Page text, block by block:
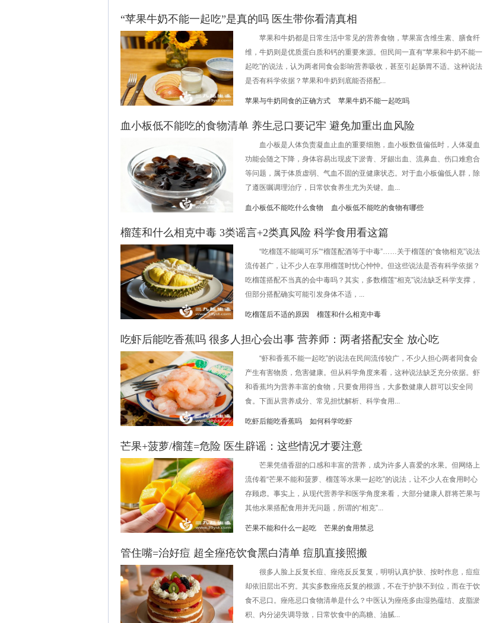
“苹果牛奶不能一起吃”是真的吗 医生带你看清真相
苹果和牛奶都是日常生活中常见的营养食物，苹果富含维生素、膳食纤
维，牛奶则是优质蛋白质和钙的重要来源。但民间一直有“苹果和牛奶不能一
起吃”的说法，认为两者同食会影响营养吸收，甚至引起肠胃不适。这种说法
是否有科学依据？苹果和牛奶到底能否搭配...
苹果与牛奶同食的正确方式 苹果牛奶不能一起吃吗
血小板低不能吃的食物清单 养生忌口要记牢 避免加重出血风险
血小板是人体负责凝血止血的重要细胞，血小板数值偏低时，人体凝血
功能会随之下降，身体容易出现皮下淤青、牙龈出血、流鼻血、伤口难愈合
等问题，属于体质虚弱、气血不固的亚健康状态。对于血小板偏低人群，除
了遵医嘱调理治疗，日常饮食养生尤为关键。血...
血小板低不能吃什么食物 血小板低不能吃的食物有哪些
榴莲和什么相克中毒 3类谣言+2类真风险 科学食用看这篇
“吃榴莲不能喝可乐”“榴莲配酒等于中毒”……关于榴莲的“食物相克”说法
流传甚广，让不少人在享用榴莲时忧心忡忡。但这些说法是否有科学依据？
吃榴莲搭配不当真的会中毒吗？其实，多数榴莲“相克”说法缺乏科学支撑，
但部分搭配确实可能引发身体不适，...
吃榴莲后不适的原因 榴莲和什么相克中毒
吃虾后能吃香蕉吗 很多人担心会出事 营养师：两者搭配安全 放心吃
“虾和香蕉不能一起吃”的说法在民间流传较广，不少人担心两者同食会
产生有害物质，危害健康。但从科学角度来看，这种说法缺乏充分依据。虾
和香蕉均为营养丰富的食物，只要食用得当，大多数健康人群可以安全同
食。下面从营养成分、常见担忧解析、科学食用...
吃虾后能吃香蕉吗 如何科学吃虾
芒果+菠萝/榴莲=危险 医生辟谣：这些情况才要注意
芒果凭借香甜的口感和丰富的营养，成为许多人喜爱的水果。但网络上
流传着“芒果不能和菠萝、榴莲等水果一起吃”的说法，让不少人在食用时心
存顾虑。事实上，从现代营养学和医学角度来看，大部分健康人群将芒果与
其他水果搭配食用并无问题，所谓的“相克”...
芒果不能和什么一起吃 芒果的食用禁忌
管住嘴=治好痘 超全痤疮饮食黑白清单 痘肌直接照搬
很多人脸上反复长痘、痤疮反反复复，明明认真护肤、按时作息，痘痘
却依旧层出不穷。其实多数痤疮反复的根源，不在于护肤不到位，而在于饮
食不忌口。痤疮忌口食物清单是什么？中医认为痤疮多由湿热蕴结、皮脂淤
积、内分泌失调导致，日常饮食中的高糖、油腻...